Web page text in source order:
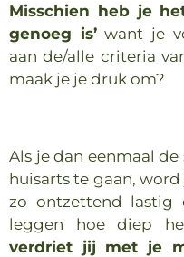
Misschien heb je
genoeg is’want je
aan de/alle criteria
maak je je druk om?
Als je dan eenmaal
huisarts te gaan,
zo ontzettend
leggen hoe diep
verdriet jij met je